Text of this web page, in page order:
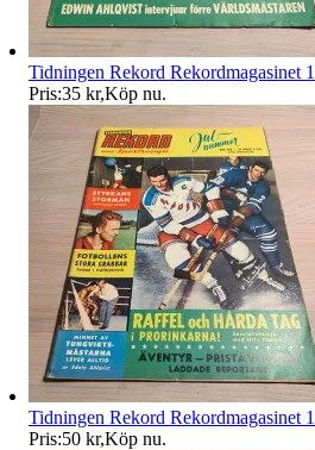
Tidningen Rekord Rekordmagasinet
Pris:35 kr,Köp nu.
Tidningen Rekord Rekordmagasinet
Pris:50 kr,Köp nu.